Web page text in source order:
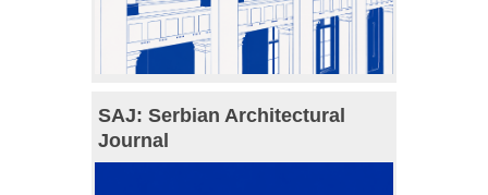
SAJ: Serbian Architectural
Journal